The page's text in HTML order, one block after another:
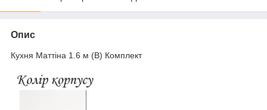
Опис
Кухня Маттіна 1.6 м (В) Комплект